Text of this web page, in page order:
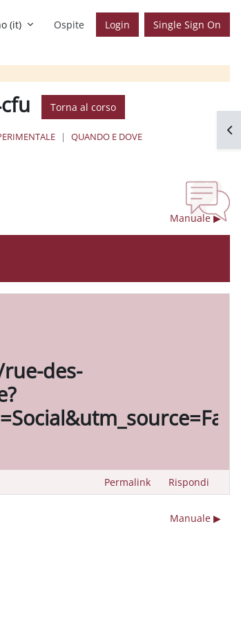
‎(it)‎ Ospite Login Single Sign On
Torna al corso
QUANDO E DOVE
Manuale ▶︎
des-
Permalink Rispondi
Manuale ▶︎